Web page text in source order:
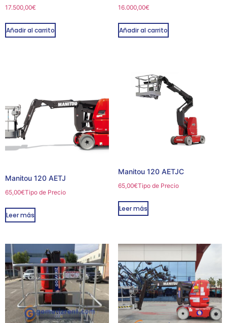
17.500,00€
Añadir al carrito
16.000,00€
Añadir al carrito
Manitou 120 AETJ
65,00€Tipo de Precio
Leer más
Manitou 120 AETJC
65,00€Tipo de Precio
Leer más